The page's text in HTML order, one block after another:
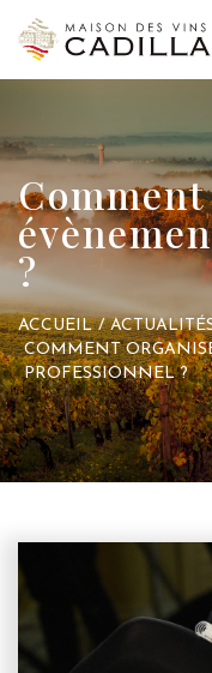
?
ACCUEIL /
COMMENT
PROFESSIONNEL ?